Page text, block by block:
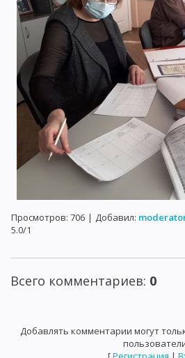
Просмотров: 706 | Добавил:
5.0/1
Всего комментариев: 0
Добавлять комментарии могут